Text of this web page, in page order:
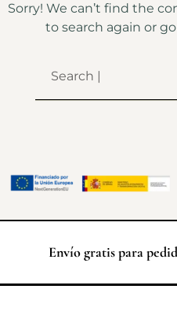
Sorry! We can’t find the
to search again or
Envío gratis para